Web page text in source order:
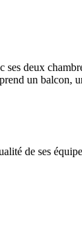
deux
un
de ses